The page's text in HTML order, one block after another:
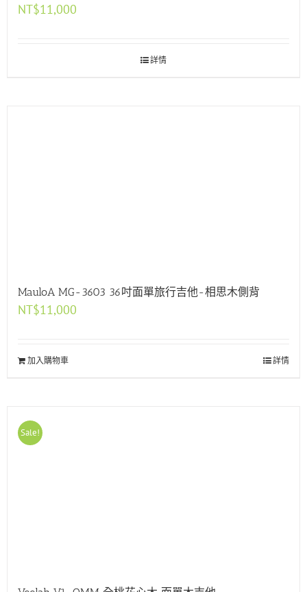
NT$11,000
詳情
MauloA MG-3603 36吋面單旅行吉他-相思木側背
NT$11,000
加入購物車 詳情
Sale!